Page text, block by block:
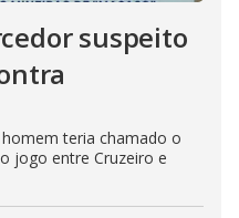
suspeito
teria chamado o
jogo entre Cruzeiro e